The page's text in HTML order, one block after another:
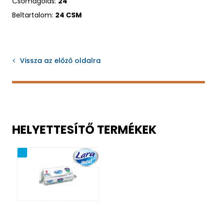
Beltartalom: 24 CSM
Vissza az előző oldalra
HELYETTESÍTŐ TERMÉKEK